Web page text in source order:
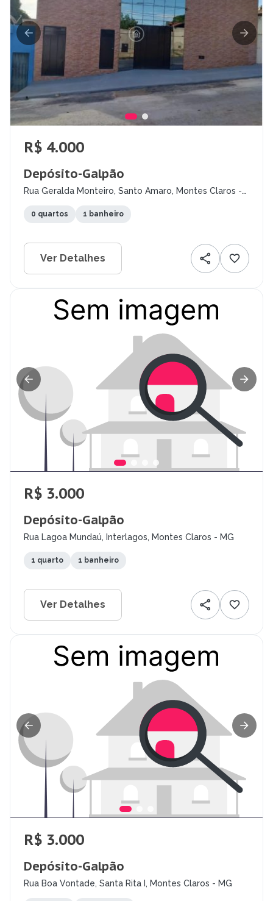
R$ 4.000
Depósito-Galpão
Rua Geralda Monteiro, Santo Amaro, Montes Claros -
0 quartos 1 banheiro
Ver Detalhes
R$ 3.000
Depósito-Galpão
Rua Lagoa Mundaú, Interlagos, Montes Claros - MG
1 quarto 1 banheiro
Ver Detalhes
R$ 3.000
Depósito-Galpão
Rua Boa Vontade, Santa Rita I, Montes Claros - MG